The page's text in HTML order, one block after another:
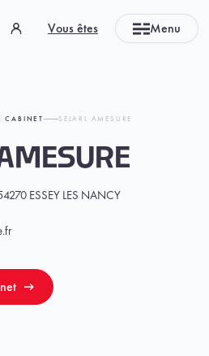
Vous êtes Menu
CABINET SELARL AMESURE
ESSEY LES NANCY